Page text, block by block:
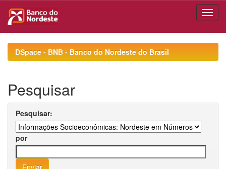
navigationDSpace - BNB - Banco do Nordeste do Brasil
Pesquisar
Pesquisar:
por